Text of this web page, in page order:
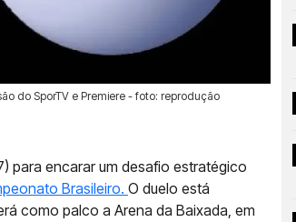
do SporTV e Premiere - foto: reprodução
para encarar um desafio estratégico
Brasileiro. O duelo está
como palco a Arena da Baixada, em